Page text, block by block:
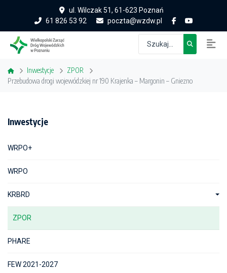
ul. Wilczak 51, 61-623 Poznań
61 826 53 92
poczta@wzdw.pl
Inwestycje
ZPOR
Przebudowa drogi wojewódzkiej nr 190 Krajenka – Margonin – Gniezno
Inwestycje
WRPO+
WRPO
KRBRD
ZPOR
PHARE
FEW 2021-2027